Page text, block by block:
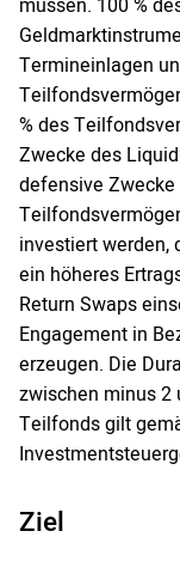
müssen. 100 %
Termineinlagen
% des
Zwecke des
defensive
investiert werden,
ein höheres
Return Swaps
Engagement in
erzeugen. Die
zwischen minus 2
Teilfonds gilt
Ziel